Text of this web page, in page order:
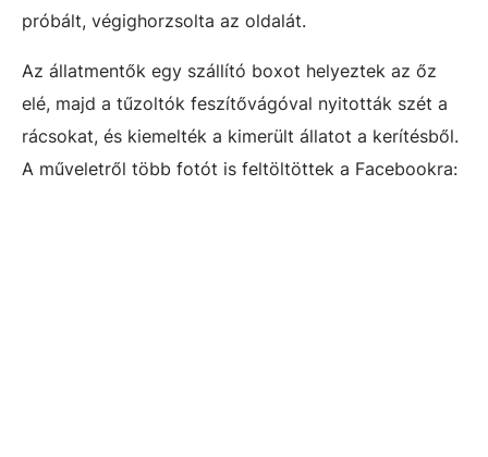
próbált, végighorzsolta az oldalát.
Az állatmentők egy szállító boxot helyeztek az őz
elé, majd a tűzoltók feszítővágóval nyitották szét a
rácsokat, és kiemelték a kimerült állatot a kerítésből.
A műveletről több fotót is feltöltöttek a Facebookra: